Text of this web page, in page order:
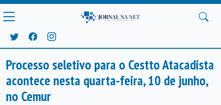
Processo seletivo para o Cestto Atacadista
acontece nesta quarta-feira, 10 de junho,
no Cemur